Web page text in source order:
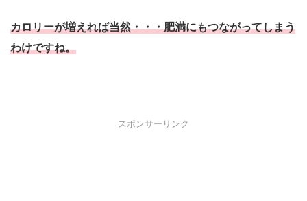
カロリーが増えれば当然・・・肥満にもつながってしまう
わけですね。
スポンサーリンク